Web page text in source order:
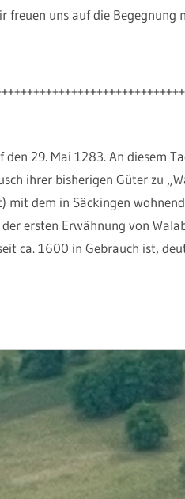
freuen uns auf die Begegnung
29. Mai 1283. An diesem
ihrer bisherigen Güter zu
mit dem in Säckingen
ersten Erwähnung von
ca. 1600 in Gebrauch ist,